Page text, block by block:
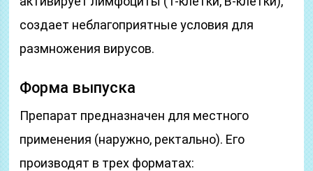
создает неблагоприятные условия для
размножения вирусов.
Форма выпуска
Препарат предназначен для местного
применения (наружно, ректально). Его
производят в трех форматах: